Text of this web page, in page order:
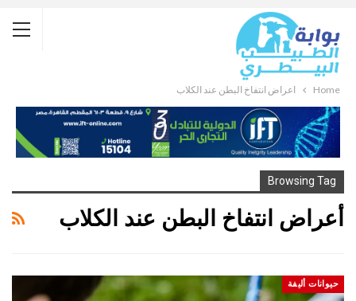
Home أعراض انتفاخ البطن عند الكلاب
Browsing Tag
أعراض انتفاخ البطن عند الكلاب
حيوانات أليفة